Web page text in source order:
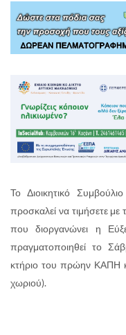
Το Διοικητικό
προσκαλεί να τιμήσετε
που διοργανώνει η
πραγματοποιηθεί το
κτήριο του πρώην ΚΑΠΗ
χωριού).